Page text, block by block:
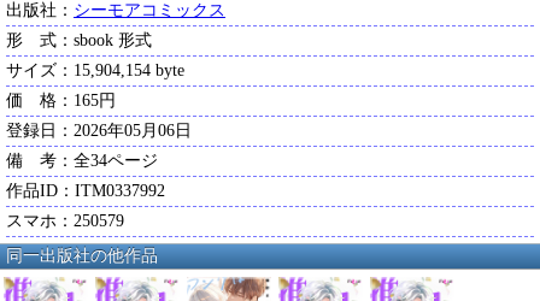
出版社： シーモアコミックス
形 式：sbook 形式
サイズ：15,904,154 byte
価 格：165円
登録日：2026年05月06日
備 考：全34ページ
作品ID：ITM0337992
スマホ：250579
同一出版社の他作品